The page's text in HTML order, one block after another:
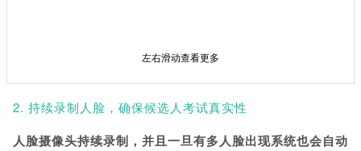
左右滑动查看更多
2. 持续录制人脸，确保候选人考试真实性
人脸摄像头持续录制，并且一旦有多人脸出现系统也会自动